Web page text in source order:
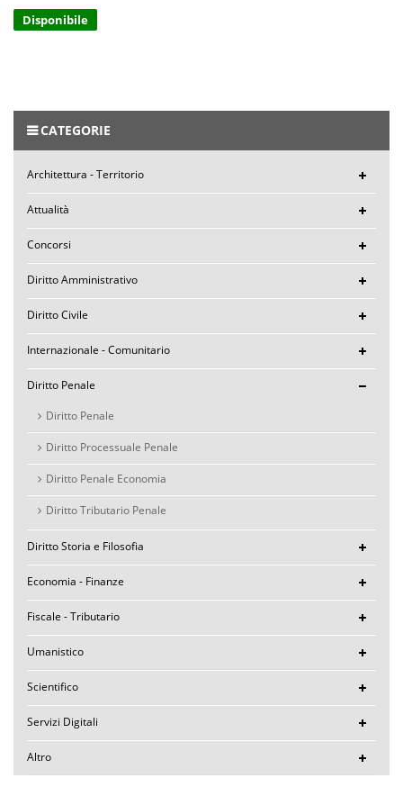
Disponibile
CATEGORIE
Architettura - Territorio
Attualità
Concorsi
Diritto Amministrativo
Diritto Civile
Internazionale - Comunitario
Diritto Penale
Diritto Penale
Diritto Processuale Penale
Diritto Penale Economia
Diritto Tributario Penale
Diritto Storia e Filosofia
Economia - Finanze
Fiscale - Tributario
Umanistico
Scientifico
Servizi Digitali
Altro